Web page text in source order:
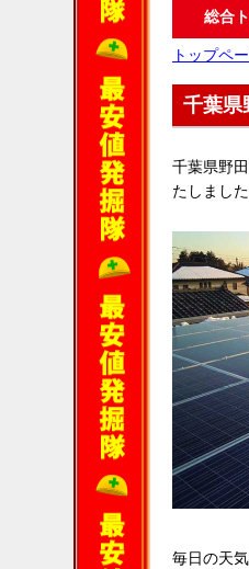
総合
トップペ
千葉県
千葉県野
たしました
毎日の天